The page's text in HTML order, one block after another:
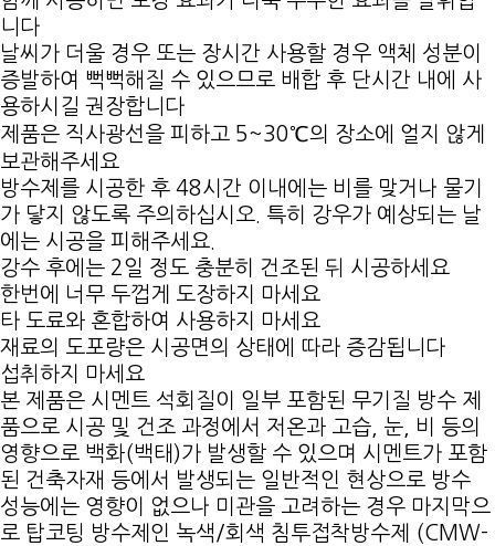
니다
날씨가 더울 경우 또는 장시간 사용할 경우 액체 성분이
증발하여 뻑뻑해질 수 있으므로 배합 후 단시간 내에 사
용하시길 권장합니다
제품은 직사광선을 피하고 5~30℃의 장소에 얼지 않게
보관해주세요
방수제를 시공한 후 48시간 이내에는 비를 맞거나 물기
가 닿지 않도록 주의하십시오. 특히 강우가 예상되는 날
에는 시공을 피해주세요.
강수 후에는 2일 정도 충분히 건조된 뒤 시공하세요
한번에 너무 두껍게 도장하지 마세요
타 도료와 혼합하여 사용하지 마세요
재료의 도포량은 시공면의 상태에 따라 증감됩니다
섭취하지 마세요
본 제품은 시멘트 석회질이 일부 포함된 무기질 방수 제
품으로 시공 및 건조 과정에서 저온과 고습, 눈, 비 등의
영향으로 백화(백태)가 발생할 수 있으며 시멘트가 포함
된 건축자재 등에서 발생되는 일반적인 현상으로 방수
성능에는 영향이 없으나 미관을 고려하는 경우 마지막으
로 탑코팅 방수제인 녹색/회색 침투접착방수제 (CMW-